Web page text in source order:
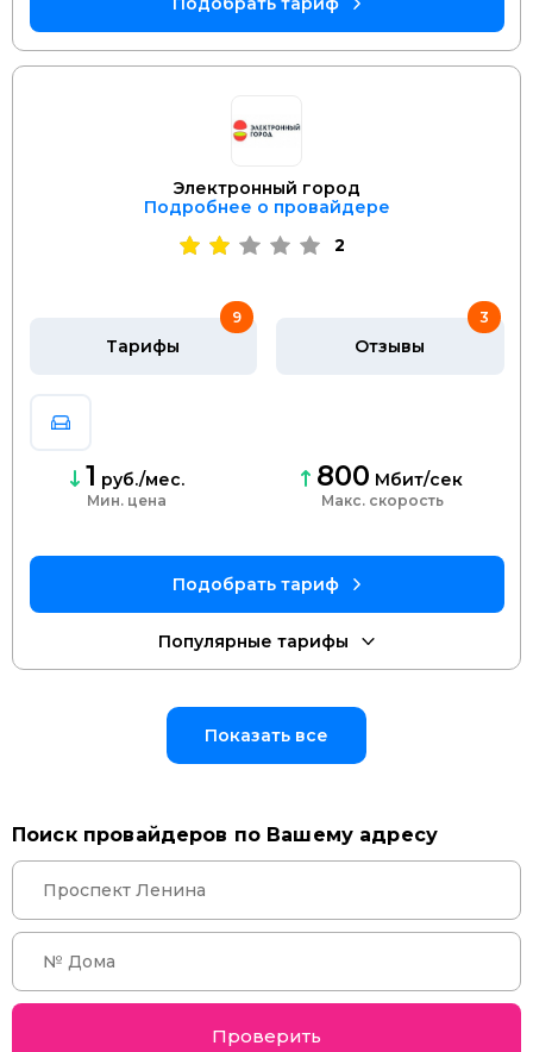
Электронный город
Подробнее о провайдере
2
Тарифы
9
Отзывы
3
1 руб./мес.
Мин. цена
800 Мбит/сек
скорость
Показать все
Поиск провайдеров по Вашему адресу
Проверить